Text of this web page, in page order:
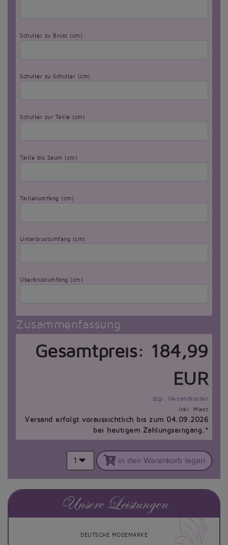
Schulter zu Brust (cm)
Schulter zu Schulter (cm)
Schulter zur Taille (cm)
Taille bis Saum (cm)
Taillenumfang (cm)
Unterbrustumfang (cm)
Überbrustumfang (cm)
Zusammenfassung
Gesamtpreis: 184,99
EUR
zzgl. Versandkosten
inkl. Mwst
Versand erfolgt voraussichtlich bis zum 04.09.2026
bei heutigem Zahlungseingang.*
1 in den Warenkorb legen
Unsere Leistungen
DEUTSCHE MODEMARKE